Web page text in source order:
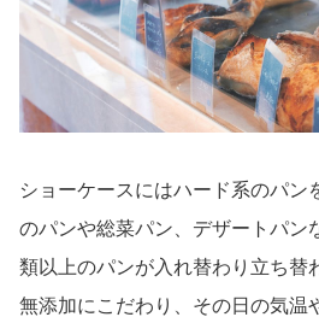
ショーケースにはハード系のパン
のパンや総菜パン、デザートパン
類以上のパンが入れ替わり立ち替
無添加にこだわり、その日の気温